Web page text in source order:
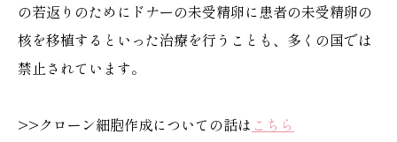
の若返りのためにドナーの未受精卵に患者の未受精卵の
核を移植するといった治療を行うことも、多くの国では
禁止されています。
>>クローン細胞作成についての話は こちら